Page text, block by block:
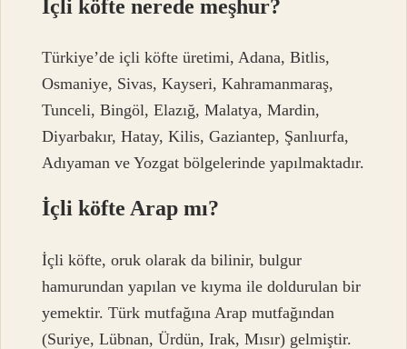
İçli köfte nerede meşhur?
Türkiye’de içli köfte üretimi, Adana, Bitlis,
Osmaniye, Sivas, Kayseri, Kahramanmaraş,
Tunceli, Bingöl, Elazığ, Malatya, Mardin,
Diyarbakır, Hatay, Kilis, Gaziantep, Şanlıurfa,
Adıyaman ve Yozgat bölgelerinde yapılmaktadır.
İçli köfte Arap mı?
İçli köfte, oruk olarak da bilinir, bulgur
hamurundan yapılan ve kıyma ile doldurulan bir
yemektir. Türk mutfağına Arap mutfağından
(Suriye, Lübnan, Ürdün, Irak, Mısır) gelmiştir.